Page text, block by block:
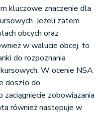
kluczowe znaczenie dla
Jeżeli zatem
obcych oraz
w walucie obcej, to
do rozpoznania
W ocenie NSA
doszło do
zobowiązania
również następuje w